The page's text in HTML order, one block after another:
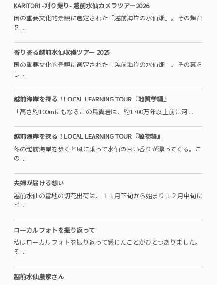
KARITORI -刈り撮り- 越前水仙カメラツアー2026
国の重要文化的景観に選定された「越前海岸の水仙畑」。その舞台
を ...
香り香る越前水仙収穫ツアー 2025
国の重要文化的景観に選定された「越前海岸の水仙畑」。その暮ら
し ...
越前海岸を探る！LOCAL LEARNING TOUR『地質学編』
「高さ約100mにもなるこの鳥糞岩は、約1700万年以上前に河 ...
越前海岸を探る！LOCAL LEARNING TOUR『植物編』
冬の越前海岸を歩くと風に乗って水仙の甘い香りが漂ってくる。こ
の ...
夫婦が届ける想い
越前水仙の露地の切花出荷は、１１月下旬から始まり１２月中旬に
ピ ...
ローカルフォトを振り返って
私はローカルフォトを振り返って感じたことがひとつありました。
そ ...
越前水仙農家さん